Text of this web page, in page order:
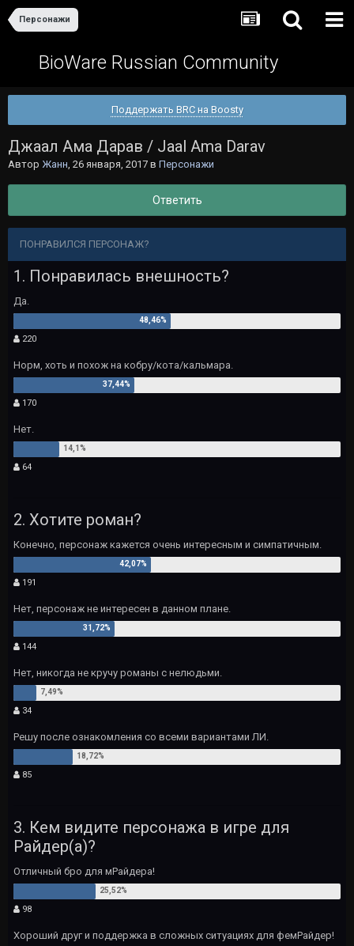
Персонажи
BioWare Russian Community
Поддержать BRC на Boosty
Джаал Ама Дарав / Jaal Ama Darav
Автор Жанн, 26 января, 2017 в Персонажи
Ответить
ПОНРАВИЛСЯ ПЕРСОНАЖ?
1. Понравилась внешность?
Да.
220
Норм, хоть и похож на кобру/кота/кальмара.
170
Нет.
64
2. Хотите роман?
Конечно, персонаж кажется очень интересным и симпатичным.
191
Нет, персонаж не интересен в данном плане.
144
Нет, никогда не кручу романы с нелюдьми.
34
Решу после ознакомления со всеми вариантами ЛИ.
85
3. Кем видите персонажа в игре для
Райдер(а)?
Отличный бро для мРайдера!
98
Хороший друг и поддержка в сложных ситуациях для фемРайдер!